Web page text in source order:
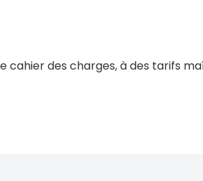
des charges, à des tarifs